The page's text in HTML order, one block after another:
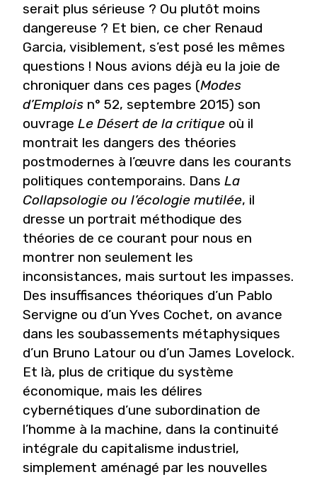
serait plus sérieuse ? Ou plutôt moins
dangereuse ? Et bien, ce cher Renaud
Garcia, visiblement, s’est posé les mêmes
questions ! Nous avions déjà eu la joie de
chroniquer dans ces pages (Modes
d’Emplois n° 52, septembre 2015) son
ouvrage Le Désert de la critique où il
montrait les dangers des théories
postmodernes à l’œuvre dans les courants
politiques contemporains. Dans La
Collapsologie ou l’écologie mutilée, il
dresse un portrait méthodique des
théories de ce courant pour nous en
montrer non seulement les
inconsistances, mais surtout les impasses.
Des insuffisances théoriques d’un Pablo
Servigne ou d’un Yves Cochet, on avance
dans les soubassements métaphysiques
d’un Bruno Latour ou d’un James Lovelock.
Et là, plus de critique du système
économique, mais les délires
cybernétiques d’une subordination de
l’homme à la machine, dans la continuité
intégrale du capitalisme industriel,
simplement aménagé par les nouvelles